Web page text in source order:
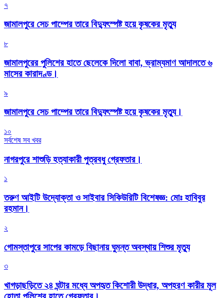
৭
জামালপুরে সেচ পাম্পের তারে বিদ্যুৎস্পষ্ট হয়ে কৃষকের মৃত্যু
৮
জামালপুরের পুলিশের হাতে ছেলেকে দিলো বাবা, ভ্রাম্যমাণ আদালতে ৬
মাসের কারাদণ্ড।
৯
জামালপুরে সেচ পাম্পের তারে বিদ্যুৎস্পষ্ট হয়ে কৃষকের মৃত্যু।
১০
সর্বশেষ সব খবর
নাগরপুরে শাশুড়ি হত্যাকারী পুত্রবধু গ্রেফতার।
১
তরুণ আইটি উদ্যোক্তা ও সাইবার সিকিউরিটি বিশেষজ্ঞ: মোঃ হাবিবুর
রহমান।
২
গোমস্তাপুরে সাপের কামড়ে বিছানায় ঘুমন্ত অবস্থায় শিশুর মৃত্যু
৩
খাগড়াছড়িতে ২৪ ঘন্টার মধ্যে অপহৃত কিশোরী উদ্ধার, অপহরণ কারীর মূল